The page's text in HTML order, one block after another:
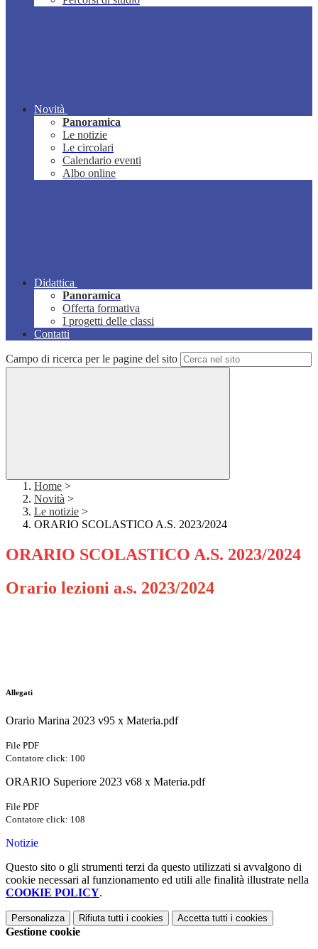
Novità
Panoramica
Le notizie
Le circolari
Calendario eventi
Albo online
Didattica
Panoramica
Offerta formativa
I progetti delle classi
Contatti
Campo di ricerca per le pagine del sito
Home >
Novità >
Le notizie >
ORARIO SCOLASTICO A.S. 2023/2024
ORARIO SCOLASTICO A.S. 2023/2024
Orario lezioni a.s. 2023/2024
Allegati
Orario Marina 2023 v95 x Materia.pdf
File PDF
Contatore click: 100
ORARIO Superiore 2023 v68 x Materia.pdf
File PDF
Contatore click: 108
Notizie
Questo sito o gli strumenti terzi da questo utilizzati si avvalgono di
cookie necessari al funzionamento ed utili alle finalità illustrate nella
COOKIE POLICY.
Personalizza Rifiuta tutti i cookies Accetta tutti i cookies
Gestione cookie